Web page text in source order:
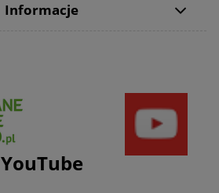
Informacje
YouTube